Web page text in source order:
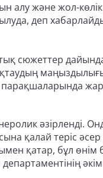
алу және жол-
деп
сюжеттер
әзірленді.
қалай теріс әсер
қатар, бұл өнім